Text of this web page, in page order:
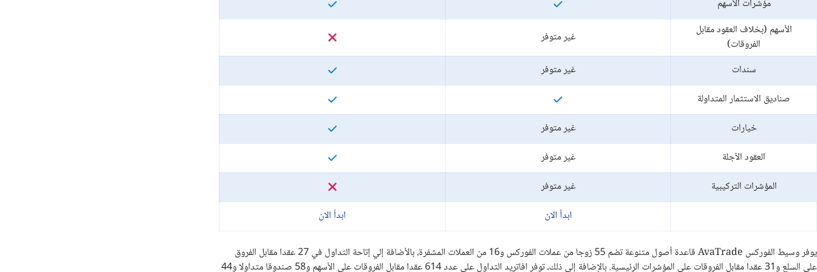
مؤشرات الأسهم
الأسهم (بخلاف العقود مقابل
الفروقات)
غير متوفر
سندات
غير متوفر
صناديق الاستثمار المتداولة
خيارات
غير متوفر
العقود الآجلة
غير متوفر
المؤشرات التركيبية
غير متوفر
ابدأ الان
ابدأ الان
يوفر وسيط الفوركس AvaTrade قاعدة أصول متنوعة تضم 55 زوجا من عملات الفوركس و16 من العملات المشفرة، بالأضافة إلي إتاحة التداول في 27 عقدا مقابل الفروق
علي السلع و31 عقدا مقابل الفروقات علي المؤشرات الرئيسية. بالإضافة إلى ذلك، توفر افاتريد التداول علي عدد 614 عقدا مقابل الفروقات علي الأسهم و58 صندوقا متداولا و44